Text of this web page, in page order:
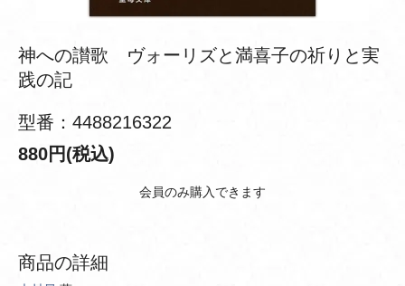
神への讃歌 ヴォーリズと満喜子の祈りと実
践の記
型番：4488216322
880円(税込)
会員のみ購入できます
商品の詳細